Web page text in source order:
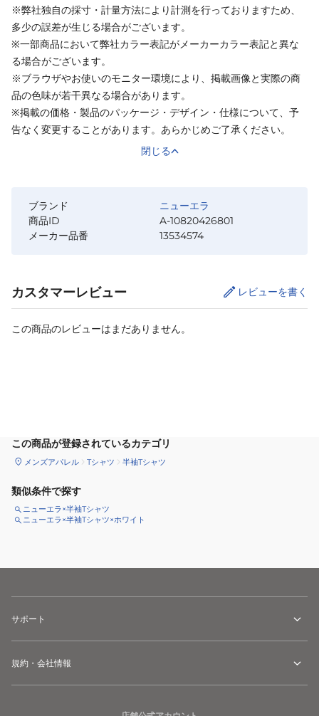
※弊社独自の採寸・計量方法により計測を行っておりますため、
多少の誤差が生じる場合がございます。
※一部商品において弊社カラー表記がメーカーカラー表記と異な
る場合がございます。
※ブラウザやお使いのモニター環境により、掲載画像と実際の商
品の色味が若干異なる場合があります。
※掲載の価格・製品のパッケージ・デザイン・仕様について、予
告なく変更することがあります。あらかじめご了承ください。
閉じる
ブランド
ニューエラ
商品ID
A-10820426801
メーカー品番
13534574
カスタマーレビュー レビューを書く
この商品のレビューはまだありません。
この商品が登録されているカテゴリ
メンズアパレル Tシャツ 半袖Tシャツ
類似条件で探す
ニューエラ×半袖Tシャツ
ニューエラ×半袖Tシャツ×ホワイト
サポート
規約・会社情報